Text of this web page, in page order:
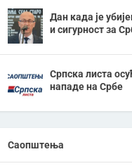
Дан када је
и сигурност за
Српска листа
нападе на Србе
Саопштења